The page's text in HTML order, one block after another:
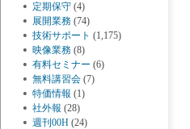
定期保守 (4)
展開業務 (74)
技術サポート (1,175)
映像業務 (8)
有料セミナー (6)
無料講習会 (7)
特価情報 (1)
社外報 (28)
週刊00H (24)